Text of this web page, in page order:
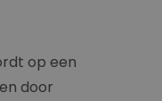
op een
door